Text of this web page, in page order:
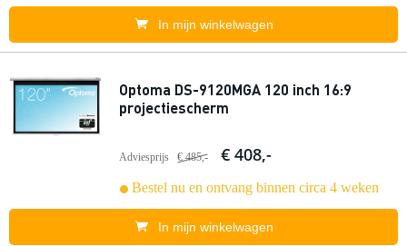
In mijn winkelwagen
Optoma DS-9120MGA 120 inch 16:9
projectiescherm
Adviesprijs € 485,- € 408,-
Bestel nu en ontvang binnen circa 4 weken
In mijn winkelwagen